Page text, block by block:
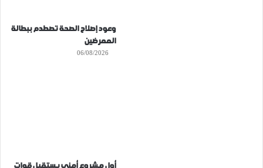
وعود إصلاح الصحة تصطدم ببطالة
الممرضين
06/08/2026
أول مشروع أمني يستقبل قوات